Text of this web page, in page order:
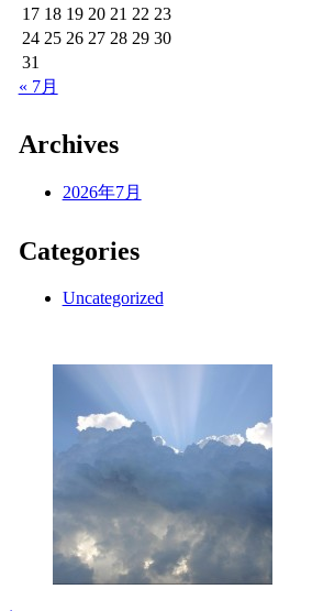
17 18 19 20 21 22 23
24 25 26 27 28 29 30
31
« 7月
Archives
2026年7月
Categories
Uncategorized